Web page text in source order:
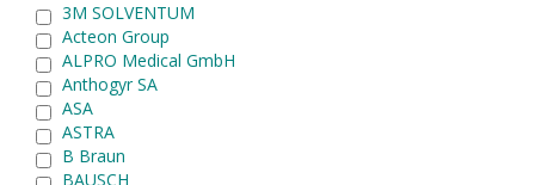
3M SOLVENTUM
Acteon Group
ALPRO Medical GmbH
Anthogyr SA
ASA
ASTRA
B Braun
BAUSCH